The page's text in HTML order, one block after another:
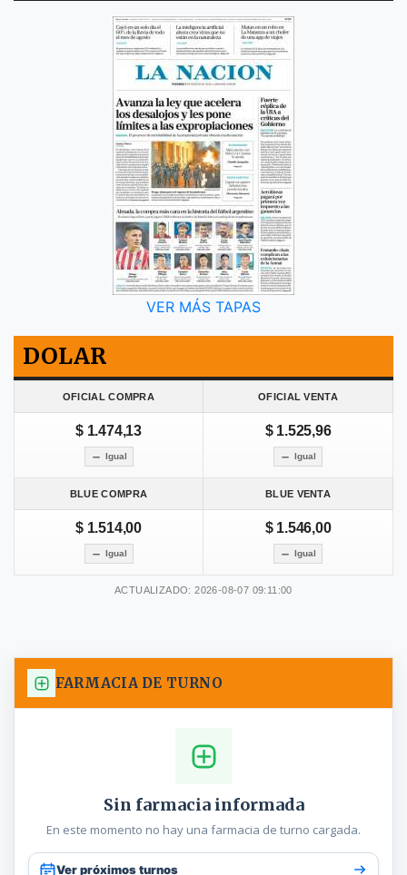
VER MÁS TAPAS
DOLAR
OFICIAL COMPRA OFICIAL VENTA
$ 1.474,13
Igual
$ 1.525,96
Igual
BLUE COMPRA BLUE VENTA
$ 1.514,00
Igual
$ 1.546,00
Igual
ACTUALIZADO: 2026-08-07 09:11:00
FARMACIA DE TURNO
Sin farmacia informada
En este momento no hay una farmacia de turno cargada.
Ver próximos turnos